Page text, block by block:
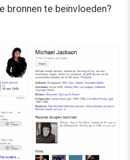
bronnen te beïnvloeden?